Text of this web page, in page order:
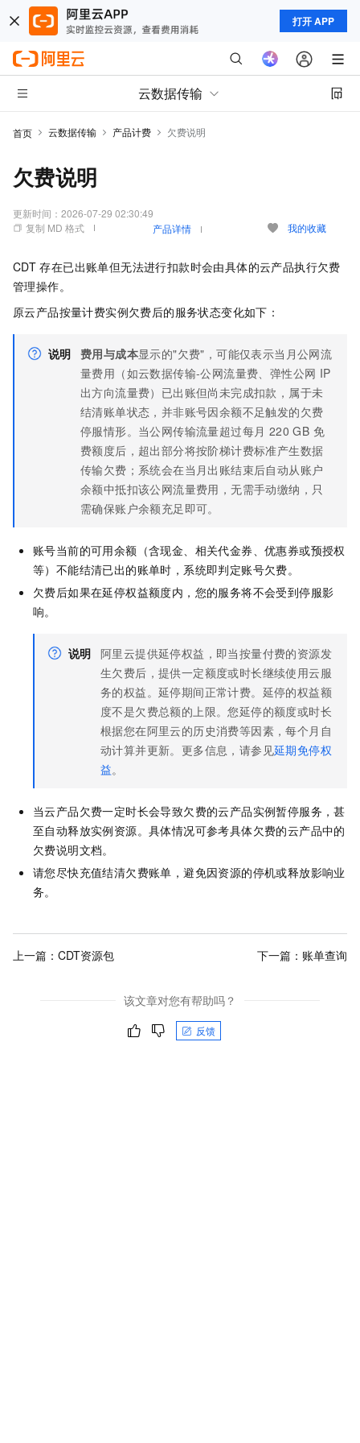
打开 APP
云数据传输
首页 云数据传输 产品计费 欠费说明
欠费说明
更新时间： 2026-07-29 02:30:49
复制 MD 格式
产品详情 我的收藏
CDT 存在已出账单但无法进行扣款时会由具体的云产品执行欠费
管理操作。
原云产品按量计费实例欠费后的服务状态变化如下：
说明 费用与成本显示的"欠费"，可能仅表示当月公网流
量费用（如云数据传输-公网流量费、弹性公网 IP
出方向流量费）已出账但尚未完成扣款，属于未
结清账单状态，并非账号因余额不足触发的欠费
停服情形。当公网传输流量超过每月 220 GB 免
费额度后，超出部分将按阶梯计费标准产生数据
传输欠费；系统会在当月出账结束后自动从账户
余额中抵扣该公网流量费用，无需手动缴纳，只
需确保账户余额充足即可。
账号当前的可用余额（含现金、相关代金券、优惠券或预授权
等）不能结清已出的账单时，系统即判定账号欠费。
欠费后如果在延停权益额度内，您的服务将不会受到停服影
响。
说明 阿里云提供延停权益，即当按量付费的资源发
生欠费后，提供一定额度或时长继续使用云服
务的权益。延停期间正常计费。延停的权益额
度不是欠费总额的上限。您延停的额度或时长
根据您在阿里云的历史消费等因素，每个月自
动计算并更新。更多信息，请参见延期免停权
益。
当云产品欠费一定时长会导致欠费的云产品实例暂停服务，甚
至自动释放实例资源。具体情况可参考具体欠费的云产品中的
欠费说明文档。
请您尽快充值结清欠费账单，避免因资源的停机或释放影响业
务。
上一篇： CDT资源包 下一篇： 账单查询
该文章对您有帮助吗？
反馈